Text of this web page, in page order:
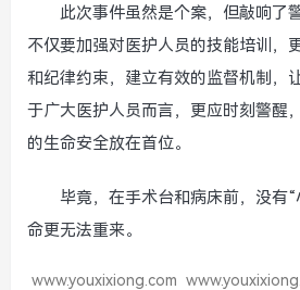
此次事件虽然是个案，但敲响了
不仅要加强对医护人员的技能培训，
和纪律约束，建立有效的监督机制，
于广大医护人员而言，更应时刻警醒
的生命安全放在首位。
毕竟，在手术台和病床前，没有
命更无法重来。
www.youxixiong.com